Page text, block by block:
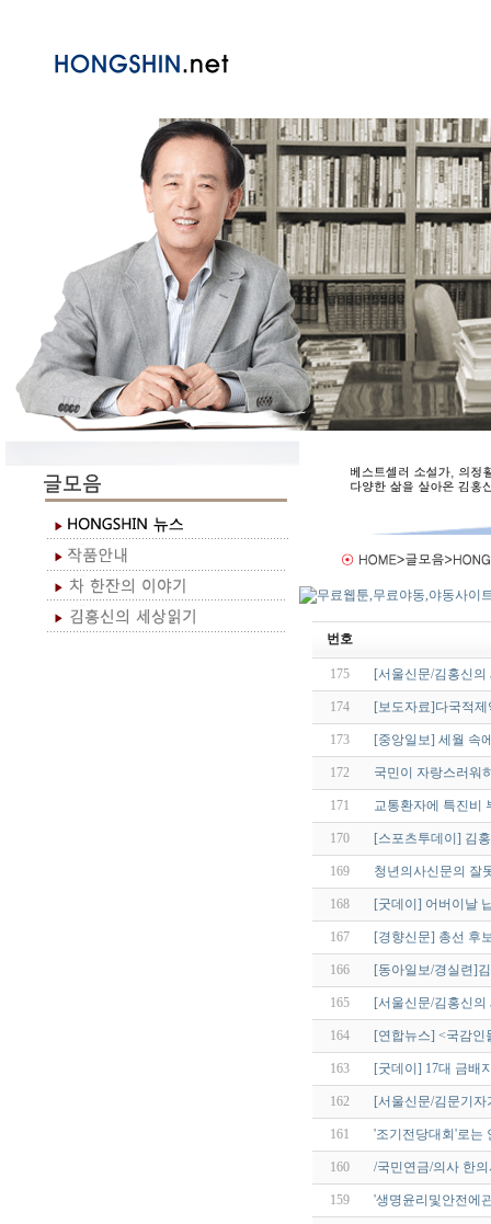
번호
175 [서울신문/김홍신
174 [보도자료]다국적제
173 [중앙일보] 세월 속
172 국민이 자랑스러워
171 교통환자에 특진비
170 [스포츠투데이] 김
169 청년의사신문의 잘
168 [굿데이] 어버이날
167 [경향신문] 총선 후
166 [동아일보/경실련]
165 [서울신문/김홍신
164 [연합뉴스] <국감인
163 [굿데이] 17대 금배
162 [서울신문/김문기
161 '조기전당대회'로는
160 /국민연금/의사 한
159 '생명윤리및안전에